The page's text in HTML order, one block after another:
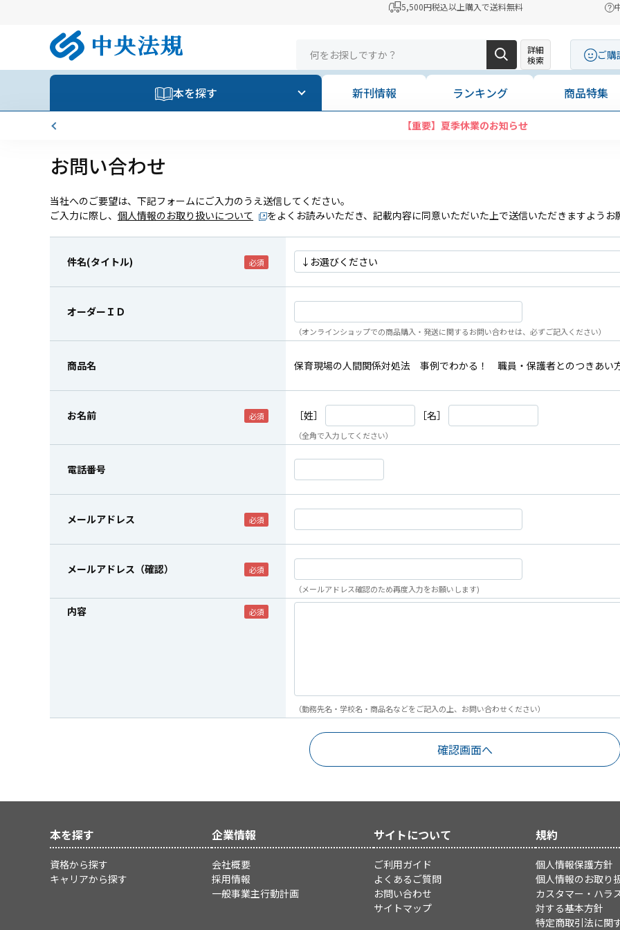
5,500円税込以上購入で送料無料
詳細
検索
ご
本を探す 新刊情報 ランキング 商品特集
【重要】夏季休業のお知らせ
お問い合わせ
当社へのご要望は、下記フォームにご入力のうえ送信してください。
ご入力に際し、 個人情報のお取り扱いについて をよくお読みいただき、記載内容に同意いただいた上で送信いただきますようお
件名(タイトル)
オーダーＩＤ
（オンラインショップでの商品購入・発送に関するお問い合わせは、必ずご記入ください）
商品名 保育現場の人間関係対処法 事例でわかる！ 職員・保護者とのつきあい
お名前 ［姓］ ［名］
（全角で入力してください）
電話番号
メールアドレス
メールアドレス（確認）
（メールアドレス確認のため再度入力をお願いします)
内容
（勤務先名・学校名・商品名などをご記入の上、お問い合わせください）
本を探す
資格から探す
キャリアから探す
企業情報
会社概要
採用情報
一般事業主行動計画
サイトについて
ご利用ガイド
よくあるご質問
お問い合わせ
サイトマップ
規約
個人情報保護方針
個人情報のお取り
カスタマー・ハラ
対する基本方針
特定商取引法に関